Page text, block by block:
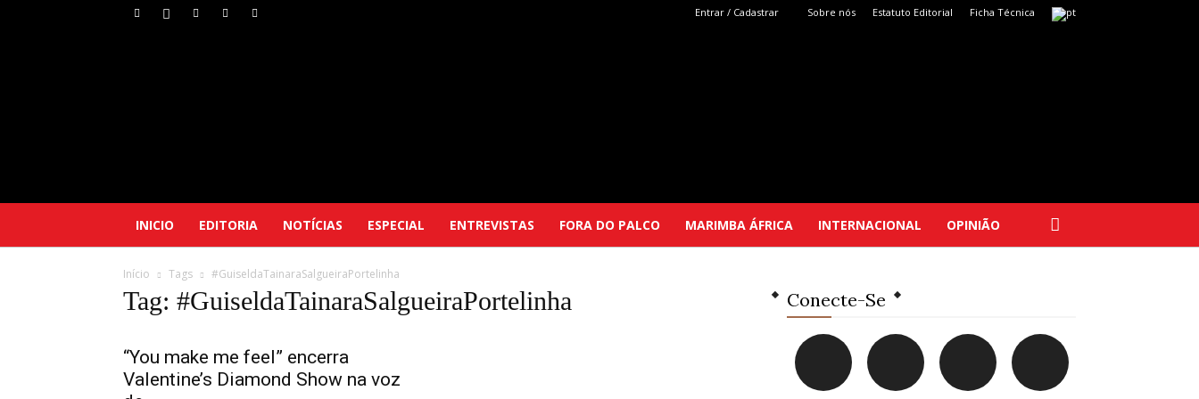
Entrar / Cadastrar Sobre nós Estatuto Editorial Ficha Técnica
INICIO EDITORIA NOTÍCIAS ESPECIAL ENTREVISTAS FORA DO PALCO MARIMBA ÁFRICA INTERNACIONAL OPINIÃO
Início Tags #GuiseldaTainaraSalgueiraPortelinha
Tag: #GuiseldaTainaraSalgueiraPortelinha
“You make me feel” encerra
Valentine’s Diamond Show na voz
Conecte-Se